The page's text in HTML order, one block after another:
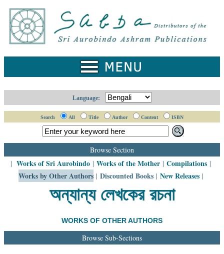
Home
Catalogue
Works
Ordering
Information
Cart
About
Language:
Search All Title Author Content ISBN
Browse Section
| Works of Sri Aurobindo | Works of the Mother | Compilations |
Works by Other Authors| Discounted Books| New Releases|
অন্যান্য লেখকের রচনা
WORKS OF OTHER AUTHORS
Browse Sub-Sections